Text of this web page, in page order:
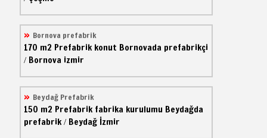
Bornova prefabrik
170 m2 Prefabrik konut Bornovada prefabrikçi
/ Bornova izmir
Beydağ Prefabrik
150 m2 Prefabrik fabrika kurulumu Beydağda
prefabrik/ Beydağ İzmir